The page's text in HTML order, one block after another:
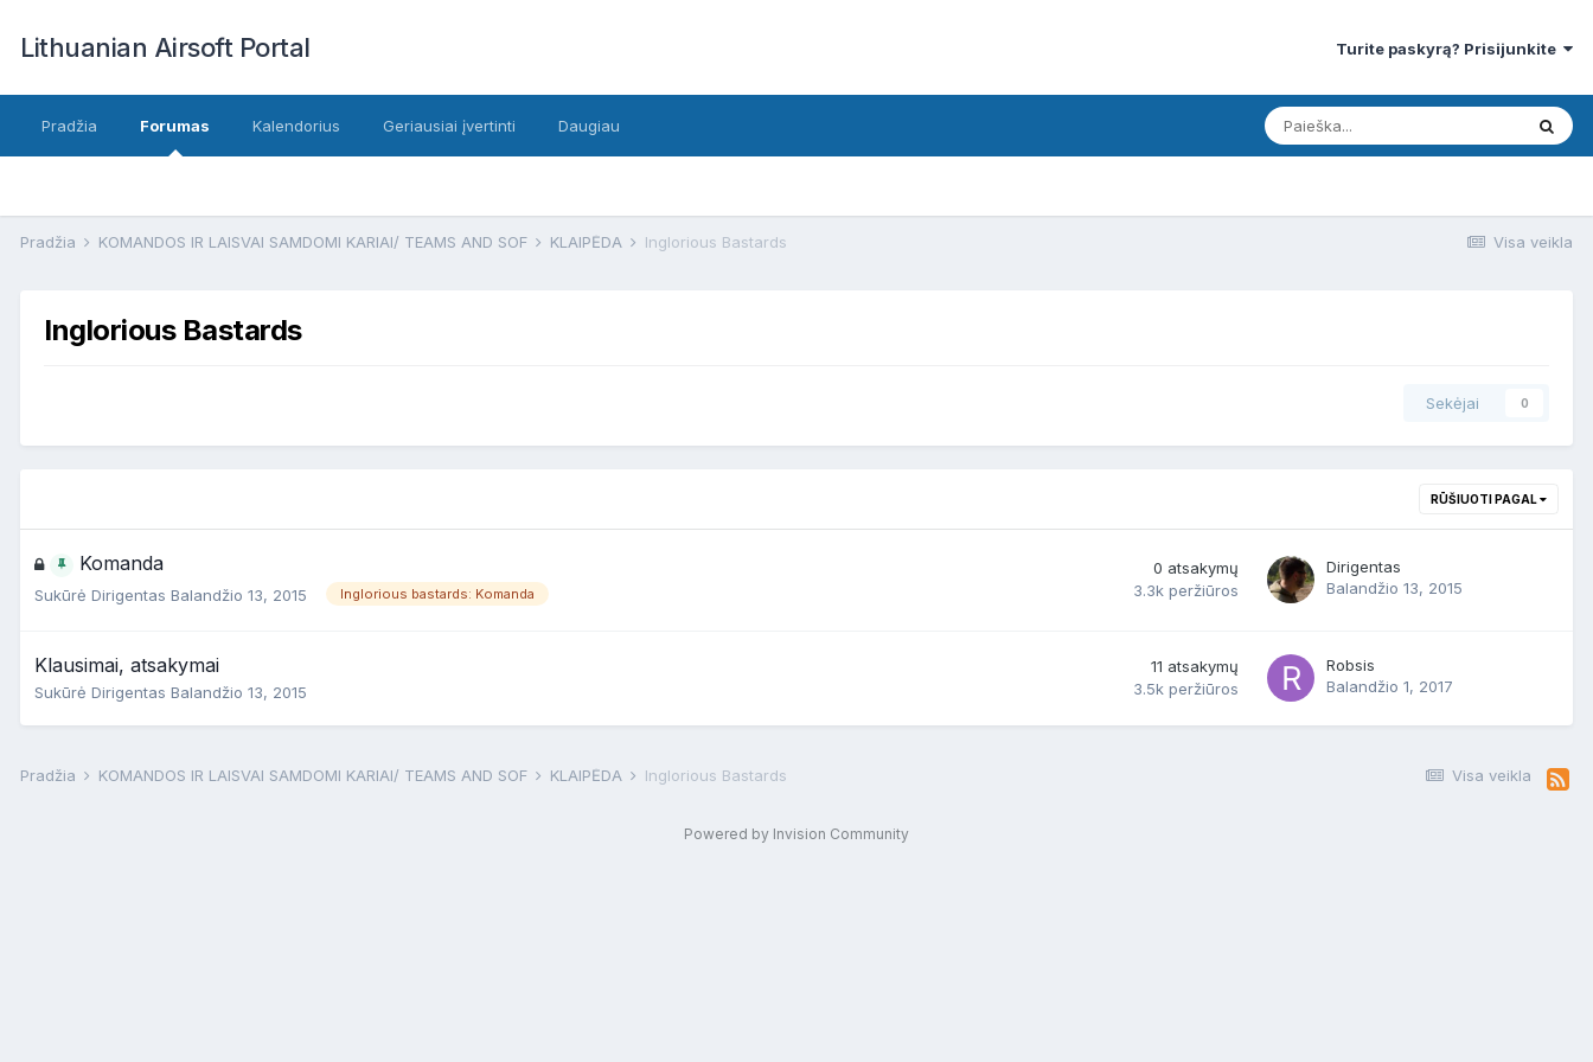
Lithuanian Airsoft Portal Turite paskyrą? Prisijunkite
Pradžia Forumas Kalendorius Geriausiai įvertinti Daugiau
Visa veikla
Pradžia KOMANDOS IR LAISVAI SAMDOMI KARIAI/ TEAMS AND SOF KLAIPĖDA Inglorious Bastards
Inglorious Bastards
Sekėjai 0
RŪŠIUOTI PAGAL
Komanda
Sukūrė Dirigentas Balandžio 13, 2015 Inglorious bastards: Komanda
0 atsakymų
3.3k peržiūros
Dirigentas
Balandžio 13, 2015
Klausimai, atsakymai
Sukūrė Dirigentas Balandžio 13, 2015
11 atsakymų
3.5k peržiūros
Robsis
Balandžio 1, 2017
Visa veikla
Pradžia KOMANDOS IR LAISVAI SAMDOMI KARIAI/ TEAMS AND SOF KLAIPĖDA Inglorious Bastards
Powered by Invision Community